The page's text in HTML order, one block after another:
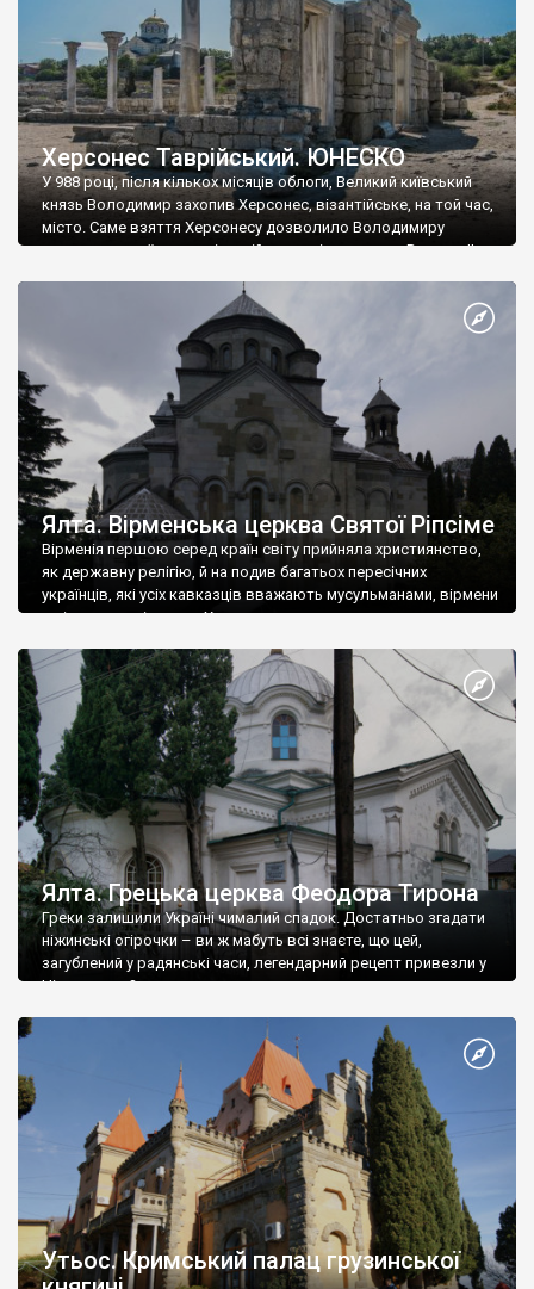
Херсонес Таврійський. ЮНЕСКО
У 988 році, після кількох місяців облоги, Великий київський
князь Володимир захопив Херсонес, візантійське, на той час,
місто. Саме взяття Херсонесу дозволило Володимиру
диктувати свої умови візантійському імператору Василю ІІ, та
Херсонесі Володимир-язичник, став Василем-християнином.
А потім було Хрещення Русі. На честь Херсонесу Таврійського
Ялта. Вірменська церква Святої Ріпсіме
Вірменія першою серед країн світу прийняла християнство,
як державну релігію, й на подив багатьох пересічних
українців, які усіх кавказців вважають мусульманами, вірмени
є відданими вірянами Христа
Ялта. Грецька церква Феодора Тирона
Греки залишили Україні чималий спадок. Достатньо згадати
ніжинські огірочки – ви ж мабуть всі знаєте, що цей,
загублений у радянські часи, легендарний рецепт привезли у
Ніжин греки?
Утьос. Кримський палац грузинської